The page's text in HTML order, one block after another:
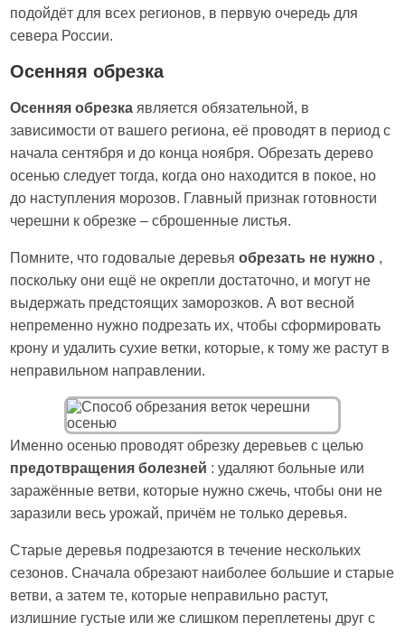
подойдёт для всех регионов, в первую очередь для
севера России.
Осенняя обрезка
Осенняя обрезка является обязательной, в
зависимости от вашего региона, её проводят в период с
начала сентября и до конца ноября. Обрезать дерево
осенью следует тогда, когда оно находится в покое, но
до наступления морозов. Главный признак готовности
черешни к обрезке – сброшенные листья.
Помните, что годовалые деревьяобрезать не нужно ,
поскольку они ещё не окрепли достаточно, и могут не
выдержать предстоящих заморозков. А вот весной
непременно нужно подрезать их, чтобы сформировать
крону и удалить сухие ветки, которые, к тому же растут в
неправильном направлении.
Именно осенью проводят обрезку деревьев с целью
предотвращения болезней : удаляют больные или
заражённые ветви, которые нужно сжечь, чтобы они не
заразили весь урожай, причём не только деревья.
Старые деревья подрезаются в течение нескольких
сезонов. Сначала обрезают наиболее большие и старые
ветви, а затем те, которые неправильно растут,
излишние густые или же слишком переплетены друг с